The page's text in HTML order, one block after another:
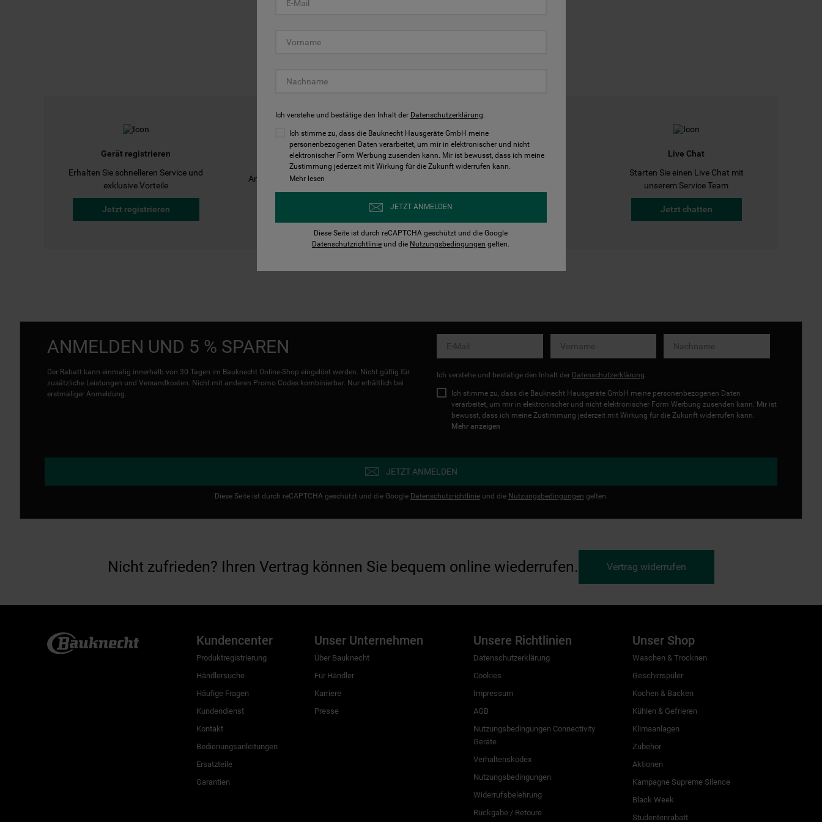
Gerät registrieren
Erhalten Sie schnelleren Service und
exklusive Vorteile
Jetzt registrieren
Bedienungsanleitungen
Anleitungen finden und herunterladen
Kontakt
Live Chat
Starten Sie einen Live Chat mit
unserem Service Team
Jetzt chatten
ANMELDEN UND 5 % SPAREN
Der Rabatt kann einmalig innerhalb von 30 Tagen im Bauknecht Online-Shop eingelöst werden. Nicht gültig für
zusätzliche Leistungen und Versandkosten. Nicht mit anderen Promo Codes kombinierbar. Nur erhältlich bei
erstmaliger Anmeldung.
Ich verstehe und bestätige den Inhalt der Datenschutzerklärung
Ich stimme zu, dass die Bauknecht Hausgeräte GmbH meine personenbezogenen Daten
verarbeitet, um mir in elektronischer und nicht elektronischer Form Werbung zusenden kann. Mir ist
bewusst, dass ich meine Zustimmung jederzeit mit Wirkung für die Zukunft widerrufen kann.
Mehr anzeigen
JETZT ANMELDEN
Diese Seite ist durch reCAPTCHA geschützt und die Google Datenschutzrichtlinieund die Nutzungsbedingungen gelten.
Nicht zufrieden? Ihren Vertrag können Sie bequem online wiederrufen. Vertrag widerrufen
Kundencenter
Produktregistrierung
Händlersuche
Häufige Fragen
Kundendienst
Kontakt
Bedienungsanleitungen
Ersatzteile
Garantien
Unser Unternehmen
Über Bauknecht
Für Händler
Karriere
Presse
Unsere Richtlinien
Datenschutzerklärung
Cookies
Impressum
AGB
Nutzungsbedingungen Connectivity
Geräte
Verhaltenskodex
Nutzungsbedingungen
Widerrufsbelehrung
Rückgabe / Retoure
Unser Shop
Waschen & Trocknen
Geschirrspüler
Kochen & Backen
Kühlen & Gefrieren
Klimaanlagen
Zubehör
Aktionen
Kampagne Supreme Silence
Black Week
Studentenrabatt
Ich verstehe und bestätige den Inhalt der Datenschutzerklärung.
Ich stimme zu, dass die Bauknecht Hausgeräte GmbH meine
personenbezogenen Daten verarbeitet, um mir in elektronischer und nicht
elektronischer Form Werbung zusenden kann. Mir ist bewusst, dass ich meine
Zustimmung jederzeit mit Wirkung für die Zukunft widerrufen kann.
Mehr lesen
JETZT ANMELDEN
Diese Seite ist durch reCAPTCHA geschützt und die Google
Datenschutzrichtlinie und die Nutzungsbedingungen gelten.